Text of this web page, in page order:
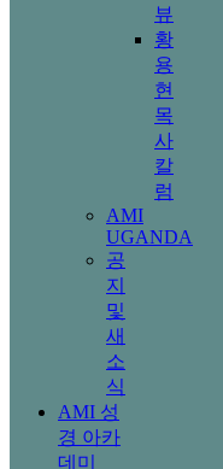
뷰
황
용
현
목
사
칼
럼
AMI
UGANDA
공
지
및
새
소
식
AMI 성
경 아카
데미